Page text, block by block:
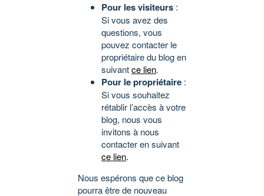
Pour les visiteurs :
Si vous avez des
questions, vous
pouvez contacter le
propriétaire du blog en
suivantce lien.
Pour le propriétaire :
Si vous souhaitez
rétablir l’accès à votre
blog, nous vous
invitons à nous
contacter en suivant
ce lien.
Nous espérons que ce blog
pourra être de nouveau